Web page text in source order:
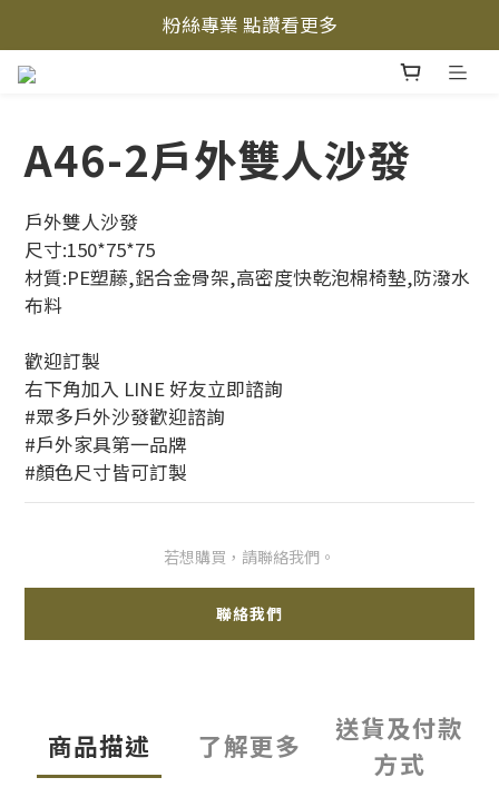
立即加入LINE好友
立即加入LINE好友
A46-2戶外雙人沙發
戶外雙人沙發
尺寸:150*75*75
材質:PE塑藤,鋁合金骨架,高密度快乾泡棉椅墊,防潑水
布料
歡迎訂製
右下角加入 LINE 好友立即諮詢
#眾多戶外沙發歡迎諮詢
#戶外家具第一品牌
#顏色尺寸皆可訂製
若想購買，請聯絡我們。
聯絡我們
商品描述 了解更多
送貨及付款
方式